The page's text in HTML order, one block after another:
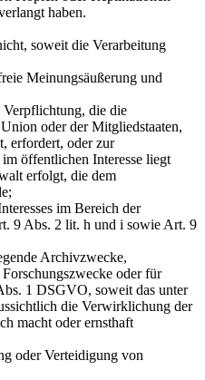
haben.
soweit die Verarbeitung
Meinungsäußerung und
die die
oder der Mitgliedstaaten,
erfordert, oder zur
öffentlichen Interesse liegt
erfolgt, die dem
im Bereich der
9 Abs. 2 lit. h und i sowie Art. 9
Archivzwecke,
oder für
1 DSGVO, soweit das unter
die Verwirklichung der
macht oder ernsthaft
oder Verteidigung von